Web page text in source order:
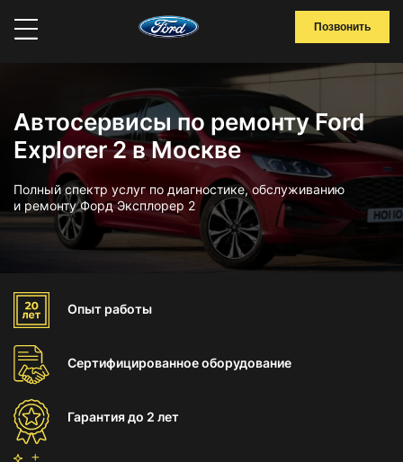
Позвонить
Автосервисы по ремонту Ford
Explorer 2 в Москве
Полный спектр услуг по диагностике, обслуживанию
и ремонту Форд Эксплорер 2
Опыт работы
Сертифицированноеоборудование
Гарантиядо 2 лет